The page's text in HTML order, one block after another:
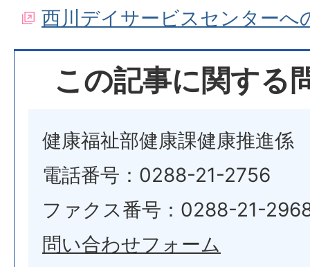
西川デイサービスセンターへ
この記事に関する
健康福祉部健康課健康推進係
電話番号：0288-21-2756
ファクス番号：0288-21-
問い合わせフォーム